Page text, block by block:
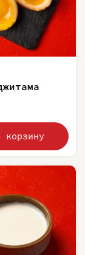
корзину